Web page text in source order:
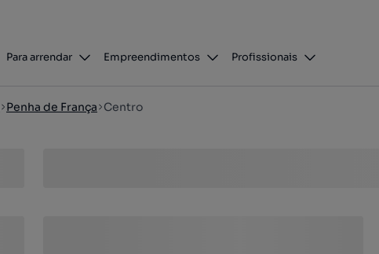
Para arrendar Empreendimentos Profissionais
Penha de França Centro